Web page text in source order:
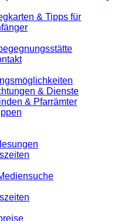
& Tipps für
& Dienste
& Pfarrämter